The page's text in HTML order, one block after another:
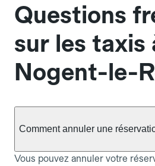
Questions
sur les taxis
Nogent-le-
Comment annuler une
Vous pouvez annuler votre